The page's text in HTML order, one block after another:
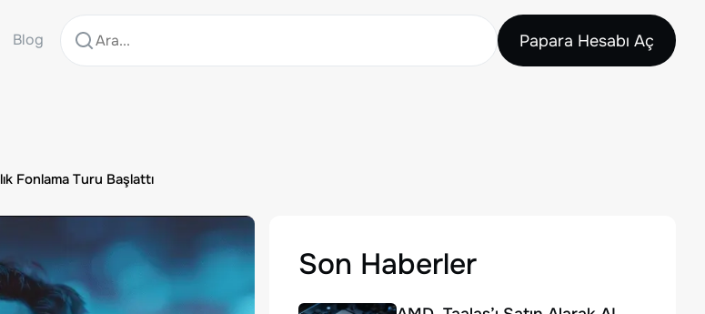
Blog Papara Hesabı Aç
Fonlama Turu Başlattı
Son Haberler